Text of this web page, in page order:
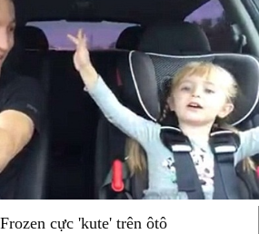
cực 'kute' trên ôtô